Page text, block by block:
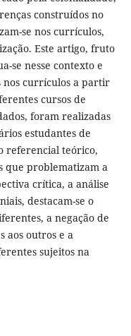
construídos no
se nos currículos,
Este artigo, fruto
se nesse contexto e
nos currículos a partir
cursos de
foram realizadas
estudantes de
referencial teórico,
que problematizam a
crítica, a análise
destacam-se o
a negação de
aos outros e a
sujeitos na